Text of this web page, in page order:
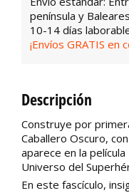
península y
10-14 días
¡Envíos GRATIS
Descripción
Construye por
Caballero Oscuro,
aparece en la
Universo del
En este fascículo,